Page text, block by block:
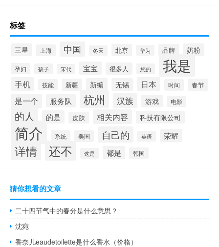
标签
三星 上海 中国 冬天 北京 华为 品牌 奶粉
孕妇 孩子 宋代 宝宝 很多人 您的 我是
手机 技能 新疆 新编 无锡 日本 时间 春节
是一个 服务队 杭州 汉族 游戏 电影
的人 的是 皮肤 相关内容 科技有限公司
简介 系统 美国 自己的 英语 荣耀
详情 还不 这是 都是 韩国
猜你想看的文章
二十四节气中的春分是什么意思？
沈宛
香奈儿eaudetoilette是什么香水（价格）